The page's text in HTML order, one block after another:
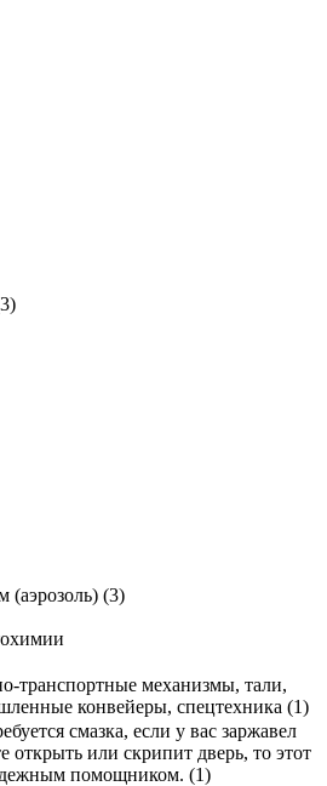
3)
(аэрозоль) (3)
транспортные механизмы, тали,
конвейеры, спецтехника (1)
смазка, если у вас заржавел
открыть или скрипит дверь, то этот
помощником. (1)